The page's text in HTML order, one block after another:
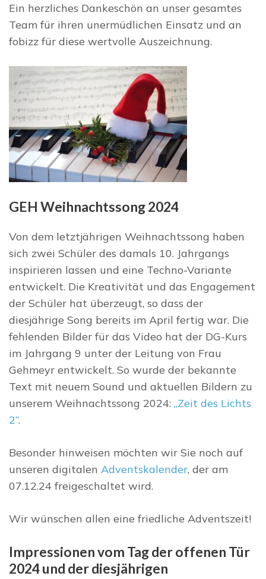
Ein herzliches Dankeschön an unser gesamtes
Team für ihren unermüdlichen Einsatz und an
fobizz für diese wertvolle Auszeichnung.
GEH Weihnachtssong 2024
Von dem letztjährigen Weihnachtssong haben
sich zwei Schüler des damals 10. Jahrgangs
inspirieren lassen und eine Techno-Variante
entwickelt. Die Kreativität und das Engagement
der Schüler hat überzeugt, so dass der
diesjährige Song bereits im April fertig war. Die
fehlenden Bilder für das Video hat der DG-Kurs
im Jahrgang 9 unter der Leitung von Frau
Gehmeyr entwickelt. So wurde der bekannte
Text mit neuem Sound und aktuellen Bildern zu
unserem Weihnachtssong 2024: „Zeit des Lichts
2“.
Besonder hinweisen möchten wir Sie noch auf
unseren digitalen Adventskalender, der am
07.12.24 freigeschaltet wird.
Wir wünschen allen eine friedliche Adventszeit!
Impressionen vom Tag der offenen Tür
2024 und der diesjährigen